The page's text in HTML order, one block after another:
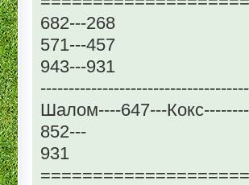
682---268
571---457
943---931
Шалом----647---
852---
931